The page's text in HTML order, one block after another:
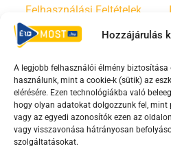
Hozzájárulás
A legjobb felhasználói élmény
használunk, mint a cookie-k (sütik) az
elérésére. Ezen technológiákba való
hogy olyan adatokat dolgozzunk fel, mint
vagy az egyedi azonosítók ezen az
vagy visszavonása hátrányosan
szolgáltatásokat.
Felhasználási Feltételek
Irányelvek
F
a
c
e
Y
o
u
t
T
i
k